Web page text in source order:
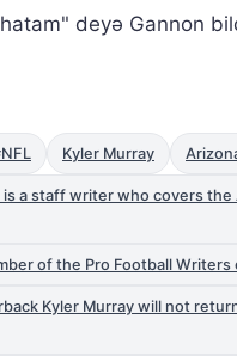
deyə Gannon
Kyler Murray
is a staff writer who covers
of the Pro Football
Kyler Murray will not